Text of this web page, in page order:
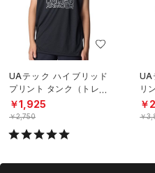
UAテック ハイブリッド
プリント タンク（トレー
ニング/BOYS）
￥1,925
￥2,750
UA
リ
シ
￥
￥